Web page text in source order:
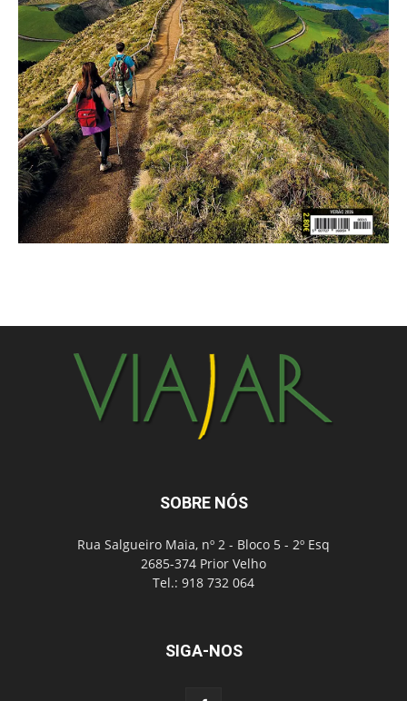
SOBRE NÓS
Rua Salgueiro Maia, nº 2 - Bloco 5 - 2º Esq
2685-374 Prior Velho
Tel.: 918 732 064
SIGA-NOS